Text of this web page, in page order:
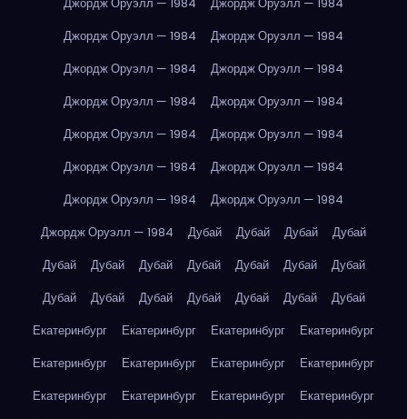
Джордж Оруэлл — 1984
Джордж Оруэлл — 1984
Джордж Оруэлл — 1984
Джордж Оруэлл — 1984
Джордж Оруэлл — 1984
Джордж Оруэлл — 1984
Джордж Оруэлл — 1984
Джордж Оруэлл — 1984
Джордж Оруэлл — 1984
Джордж Оруэлл — 1984
Джордж Оруэлл — 1984
Джордж Оруэлл — 1984
Джордж Оруэлл — 1984
Дубай Дубай Дубай
Дубай
Дубай
Дубай Дубай Дубай Дубай Дубай
Дубай
Дубай
Дубай Дубай Дубай Дубай Дубай
Дубай
Екатеринбург
Екатеринбург Екатеринбург
Екатеринбург
Екатеринбург
Екатеринбург Екатеринбург
Екатеринбург
Екатеринбург
Екатеринбург Екатеринбург
Екатеринбург